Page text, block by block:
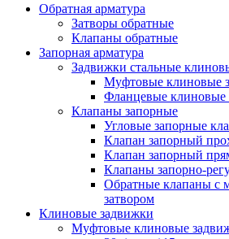
Обратная арматура
Затворы обратные
Клапаны обратные
Запорная арматура
Задвижки стальные
Муфтовые клиновые
Фланцевые клиновые
Клапаны запорные
Угловые запорные
Клапан запорный
Клапан запорный
Клапаны запорно-
Обратные клапаны с
затвором
Клиновые задвижки
Муфтовые клиновые